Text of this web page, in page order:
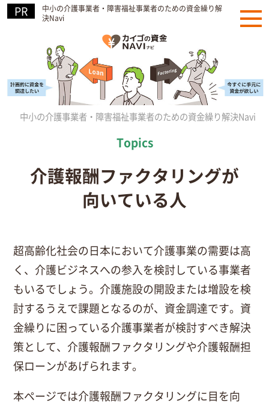
中小の介護事業者・障害福祉事業者のための資金繰り解
決Navi
中小の介護事業者・障害福祉事業者のための資金繰り解決Navi
介護報酬ファクタリングが
向いている人
超高齢化社会の日本において介護事業の需要は高
く、介護ビジネスへの参入を検討している事業者
もいるでしょう。介護施設の開設または増設を検
討するうえで課題となるのが、資金調達です。資
金繰りに困っている介護事業者が検討すべき解決
策として、介護報酬ファクタリングや介護報酬担
保ローンがあげられます。
本ページでは介護報酬ファクタリングに目を向